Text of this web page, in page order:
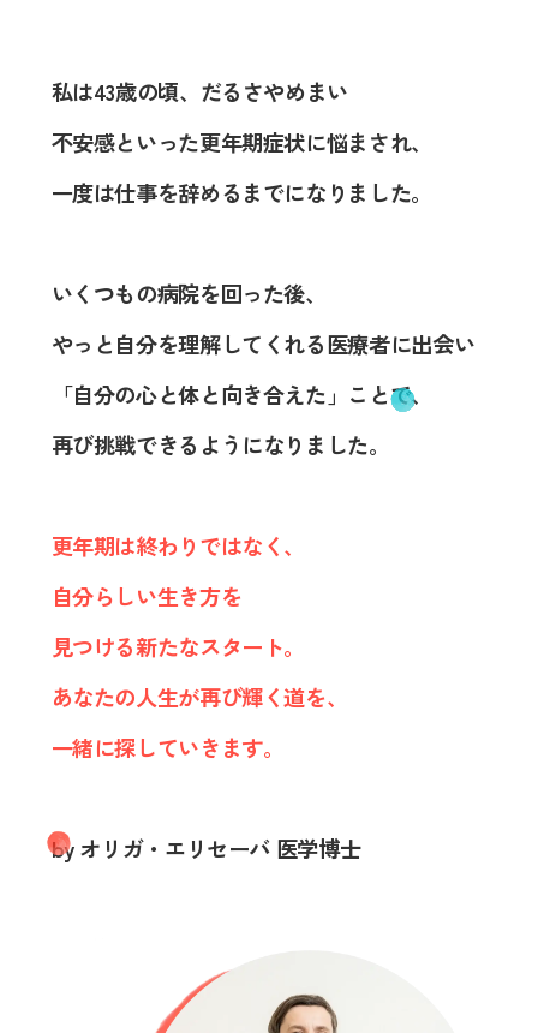
私は43歳の頃、だるさやめまい
不安感といった更年期症状に悩まされ、
一度は仕事を辞めるまでになりました。
いくつもの病院を回った後、
やっと自分を理解してくれる医療者に出会い
「自分の心と体と向き合えた」ことで、
再び挑戦できるようになりました。
更年期は終わりではなく、
自分らしい生き方を
見つける新たなスタート。
あなたの人生が再び輝く道を、
一緒に探していきます。
by オリガ・エリセーバ 医学博士